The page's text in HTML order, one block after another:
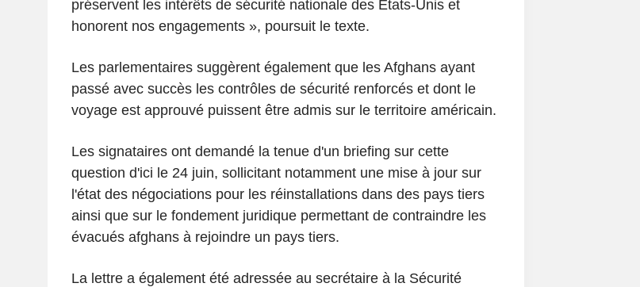
préservent les intérêts de sécurité nationale des États-Unis et
honorent nos engagements », poursuit le texte.
Les parlementaires suggèrent également que les Afghans ayant
passé avec succès les contrôles de sécurité renforcés et dont le
voyage est approuvé puissent être admis sur le territoire américain.
Les signataires ont demandé la tenue d'un briefing sur cette
question d'ici le 24 juin, sollicitant notamment une mise à jour sur
l'état des négociations pour les réinstallations dans des pays tiers
ainsi que sur le fondement juridique permettant de contraindre les
évacués afghans à rejoindre un pays tiers.
La lettre a également été adressée au secrétaire à la Sécurité